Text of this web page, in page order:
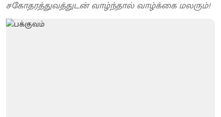
சகோதரத்துவத்துடன் வாழ்ந்தால் வாழ்க்கை மலரும்!